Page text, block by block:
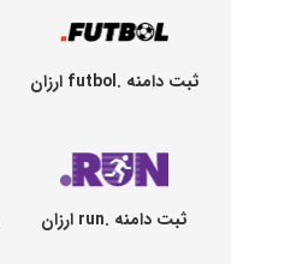
ثبت دامنه .futbol ارزان
ثبت دامنه .run ارزان